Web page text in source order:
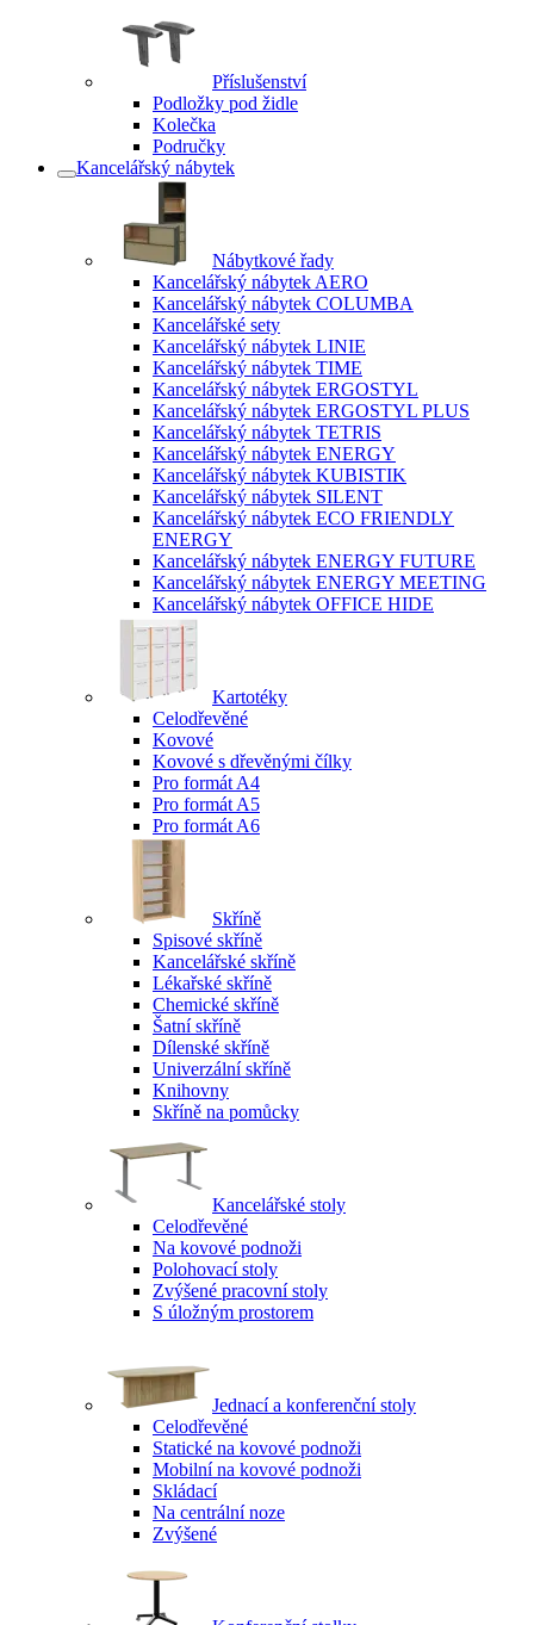
Příslušenství
Podložky pod židle
Kolečka
Područky
Kancelářský nábytek
Nábytkové řady
Kancelářský nábytek AERO
Kancelářský nábytek COLUMBA
Kancelářské sety
Kancelářský nábytek LINIE
Kancelářský nábytek TIME
Kancelářský nábytek ERGOSTYL
Kancelářský nábytek ERGOSTYL PLUS
Kancelářský nábytek TETRIS
Kancelářský nábytek ENERGY
Kancelářský nábytek KUBISTIK
Kancelářský nábytek SILENT
Kancelářský nábytek ECO FRIENDLY
ENERGY
Kancelářský nábytek ENERGY FUTURE
Kancelářský nábytek ENERGY MEETING
Kancelářský nábytek OFFICE HIDE
Kartotéky
Celodřevěné
Kovové
Kovové s dřevěnými čílky
Pro formát A4
Pro formát A5
Pro formát A6
Skříně
Spisové skříně
Kancelářské skříně
Lékařské skříně
Chemické skříně
Šatní skříně
Dílenské skříně
Univerzální skříně
Knihovny
Skříně na pomůcky
Kancelářské stoly
Celodřevěné
Na kovové podnoži
Polohovací stoly
Zvýšené pracovní stoly
S úložným prostorem
Jednací a konferenční stoly
Celodřevěné
Statické na kovové podnoži
Mobilní na kovové podnoži
Skládací
Na centrální noze
Zvýšené